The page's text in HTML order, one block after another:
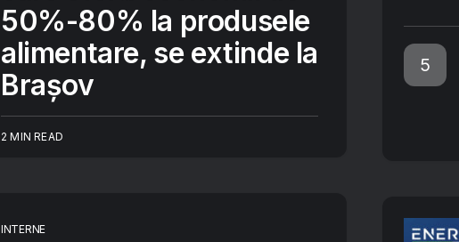
50%-80% la produsele
alimentare, se extinde la
Brașov
2 MIN READ
INTERNE